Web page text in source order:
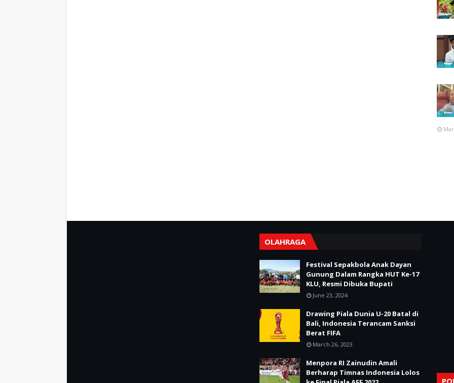
OLAHRAGA
Festival Sepakbola Anak Dayan
Gunung Dalam Rangka HUT Ke-17
KLU, Resmi Dibuka Bupati
June 23, 2024
Drawing Piala Dunia U-20 Batal di
Bali, Indonesia Terancam Sanksi
Berat FIFA
March 26, 2023
Menpora RI Zainudin Amali
Berharap Timnas Indonesia Lolos